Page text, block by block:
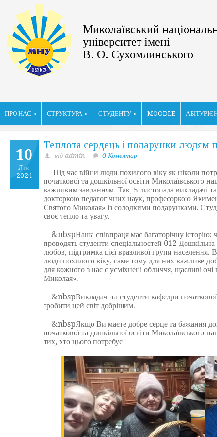
Миколаївський
університет імені
В. О. Сухомлинського
ПРО НАС » СТРУКТУРА » СТУДЕНТУ » MOODLE
10
Лис
2024
Теплота сердець і подарунки людям
від admin 0 Коментар
Під час війни люди похилого віку як ніколи
початкової та дошкільної освіти Миколаївського
важливим завданням. Так, 5 листопада викладачі та
докторкою педагогічних наук, професоркою
Святого Миколая» із солодкими подарунками.
своє тепло та увагу.
&nbspНаша співпраця має багаторічну історію:
проводять студенти спеціальностей 012
любов, підтримка цієї вразливої групи
люди похилого віку, саме тому для них важливе
для кожного з нас є усміхнені обличчя, щасливі
Миколая».
&nbspВикладачі та студенти кафедри
зробити цей світ добрішим.
&nbspЯкщо Ви маєте добре серце та бажання
початкової та дошкільної освіти Миколаївського
тих, хто цього потребує!